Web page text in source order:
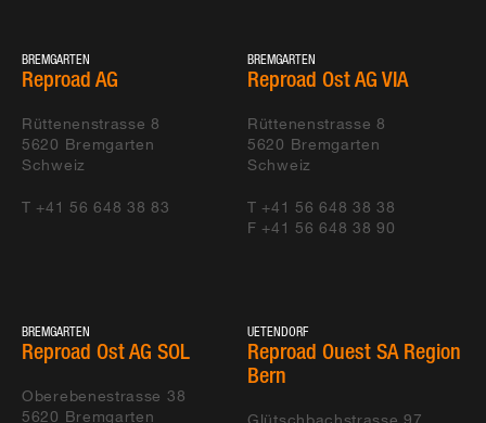
BREMGARTEN
Reproad AG
Rüttenenstrasse 8
5620 Bremgarten
Schweiz
T +41 56 648 38 83
BREMGARTEN
Reproad Ost AG VIA
Rüttenenstrasse 8
5620 Bremgarten
Schweiz
T +41 56 648 38 38
F +41 56 648 38 90
BREMGARTEN
Reproad Ost AG SOL
Oberebenestrasse 38
5620 Bremgarten
UETENDORF
Reproad Ouest SA Region
Bern
Glütschbachstrasse 97